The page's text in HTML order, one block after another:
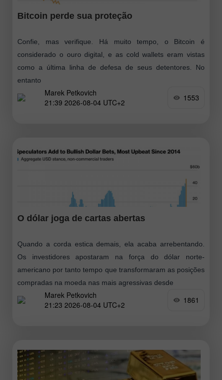
Bitcoin perde sua proteção
Confie, mas verifique. Há muito tempo, o Bitcoin é
considerado o ouro digital, e as cold wallets eram vistas
como a última linha de defesa de seus detentores. No
entanto
Marek Petkovich
21:39 2026-08-04 UTC+2
1553
O dólar joga de cartas abertas
Quando a corda estica demais, ela acaba arrebentando.
Os investidores apostaram na força do dólar norte-
americano por tanto tempo que transformaram as posições
compradas na moeda nas mais agressivas desde
Marek Petkovich
21:23 2026-08-04 UTC+2
1861